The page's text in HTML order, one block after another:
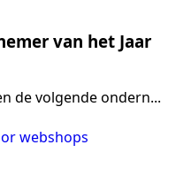
van het Jaar
de volgende ondern...